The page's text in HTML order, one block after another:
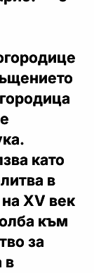
като
в
XV век
към
за
в